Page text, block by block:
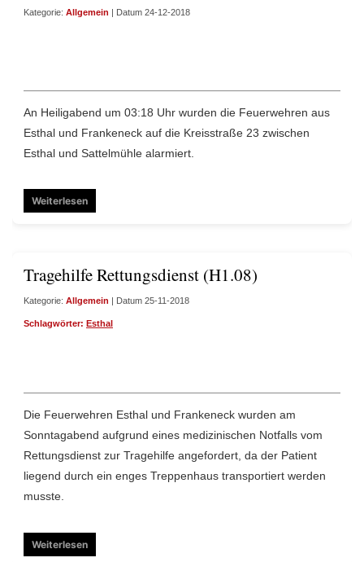
Kategorie: Allgemein | Datum 24-12-2018
An Heiligabend um 03:18 Uhr wurden die Feuerwehren aus
Esthal und Frankeneck auf die Kreisstraße 23 zwischen
Esthal und Sattelmühle alarmiert.
Weiterlesen
Tragehilfe Rettungsdienst (H1.08)
Kategorie: Allgemein | Datum 25-11-2018
Schlagwörter: Esthal
Die Feuerwehren Esthal und Frankeneck wurden am
Sonntagabend aufgrund eines medizinischen Notfalls vom
Rettungsdienst zur Tragehilfe angefordert, da der Patient
liegend durch ein enges Treppenhaus transportiert werden
musste.
Weiterlesen